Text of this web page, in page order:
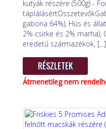
kutyák részére (500g) -
gabona 64%), Hús és
2% csirke és 2% marha),
eredetű származékok, [...]
RÉSZLETEK
Átmenetileg nem